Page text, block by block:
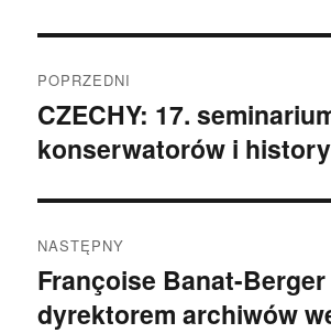
wpisu
POPRZEDNI
Poprzedni
wpis:
CZECHY: 17.
konserwatorów i
NASTĘPNY
Następny
wpis:
Françoise Banat-
dyrektorem archiwów